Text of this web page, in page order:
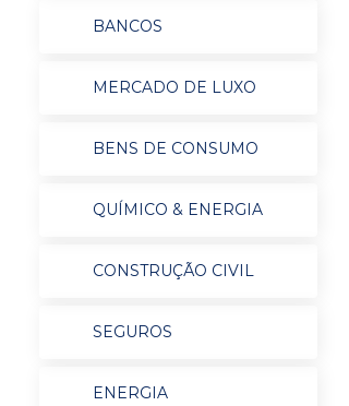
BANCOS
MERCADO DE LUXO
BENS DE CONSUMO
QUÍMICO & ENERGIA
CONSTRUÇÃO CIVIL
SEGUROS
ENERGIA